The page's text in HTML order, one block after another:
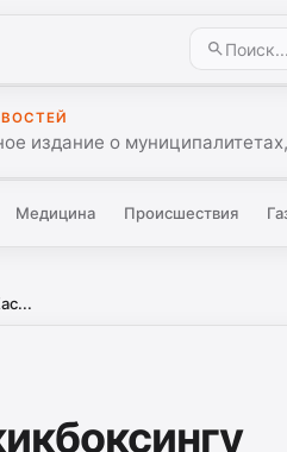
издание о
Медицина Происшествия